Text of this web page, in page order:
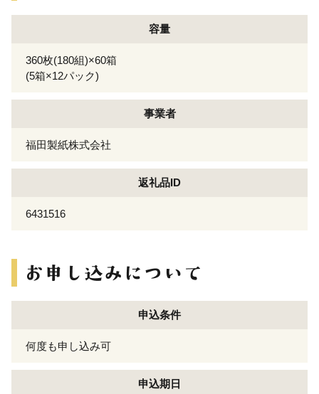
容量
360枚(180組)×60箱
(5箱×12パック)
事業者
福田製紙株式会社
返礼品ID
6431516
申込条件
何度も申し込み可
申込期日